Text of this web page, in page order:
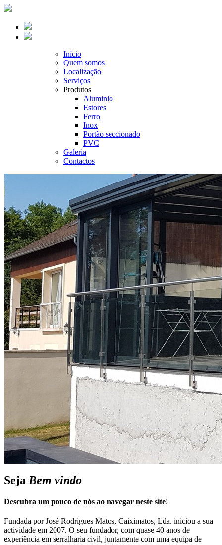
Início
Quem somos
Localização
Serviços
Produtos
Aluminio
Estores
Ferro
Inox
Portão seccionado
PVC
Galeria
Contactos
Seja Bem vindo
Descubra um pouco de nós ao navegar neste site!
Fundada por José Rodrigues Matos, Caiximatos, Lda. iniciou a sua
actividade em 2007. O seu fundador, com quase 40 anos de
experiência em serralharia civil, juntamente com uma equipa de